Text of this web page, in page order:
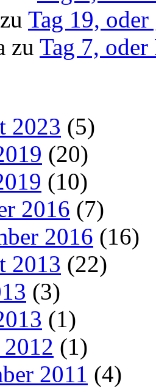
zu Tag 19,
zu Tag 7, oder
2023 (5)
(20)
(10)
2016 (7)
2016 (16)
2013 (22)
(3)
(1)
2012 (1)
2011 (4)